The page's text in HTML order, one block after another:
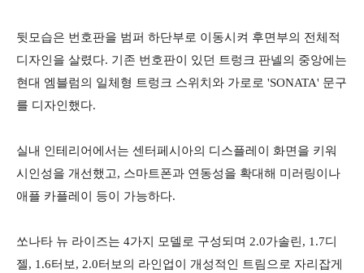
뒷모습은 번호판을 범퍼 하단부로 이동시켜 후면부의 전체적
디자인을 살렸다. 기존 번호판이 있던 트렁크 판넬의 중앙에는
현대 엠블럼의 일체형 트렁크 스위치와 가로로 'SONATA' 문구
를 디자인했다.
실내 인테리어에서는 센터페시아의 디스플레이 화면을 키워
시인성을 개선했고, 스마트폰과 연동성을 확대해 미러링이나
애플 카플레이 등이 가능하다.
쏘나타 뉴 라이즈는 4가지 모델로 구성되며 2.0가솔린, 1.7디
젤, 1.6터보, 2.0터보의 라인업이 개성적인 트림으로 자리잡게